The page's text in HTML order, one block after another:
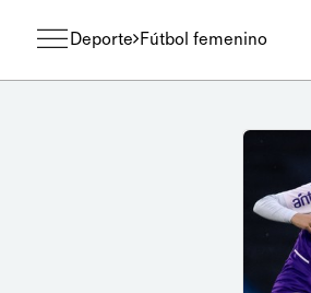
Deporte Fútbol femenino